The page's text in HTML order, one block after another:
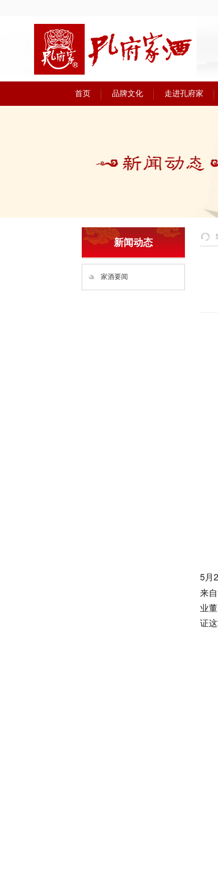
首页 品牌文化 走进孔府家
新闻动态
家酒要闻
5月
来
业
证